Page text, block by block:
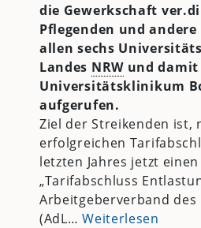
die Gewerkschaft
Pflegenden und
allen sechs
Landes NRWund damit
Universitätsklinikum
aufgerufen.
Ziel der Streikenden ist,
erfolgreichen
letzten Jahres jetzt einen
„Tarifabschluss
Arbeitgeberverband des
(AdL…Weiterlesen